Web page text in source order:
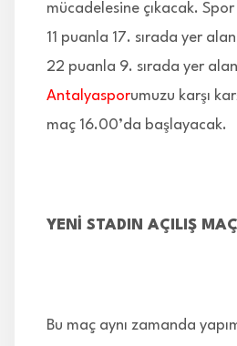
mücadelesine çıkacak.
11 puanla 17. sırada yer
22 puanla 9. sırada yer alan
Antalyasporumuzu karşı
maç 16.00’da başlayacak.
YENİ STADIN AÇILIŞ MAÇI
Bu maç aynı zamanda